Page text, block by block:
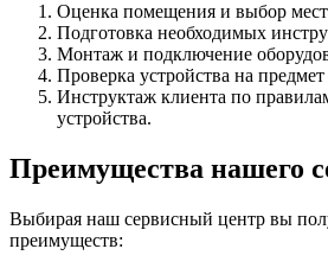
Оценка помещения и выбор
Подготовка необходимых
Монтаж и подключение
Проверка устройства на предмет
Инструктаж клиента по
устройства.
Преимущества нашего
Выбирая наш сервисный центр вы
преимуществ: